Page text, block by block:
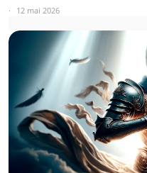
12 mai 2026